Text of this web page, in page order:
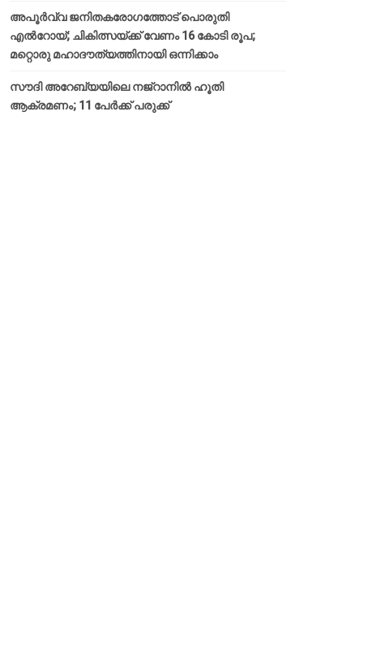
അപൂര്‍വ്വ ജനിതകരോഗത്തോട് പൊരുതി
എല്‍റോയ്; ചികിത്സയ്ക്ക് വേണം 16 കോടി രൂപ;
മറ്റൊരു മഹാദൗത്യത്തിനായി ഒന്നിക്കാം
സൗദി അറേബ്യയിലെ നജ്‌റാനില്‍ ഹൂതി
ആക്രമണം; 11 പേര്‍ക്ക് പരുക്ക്